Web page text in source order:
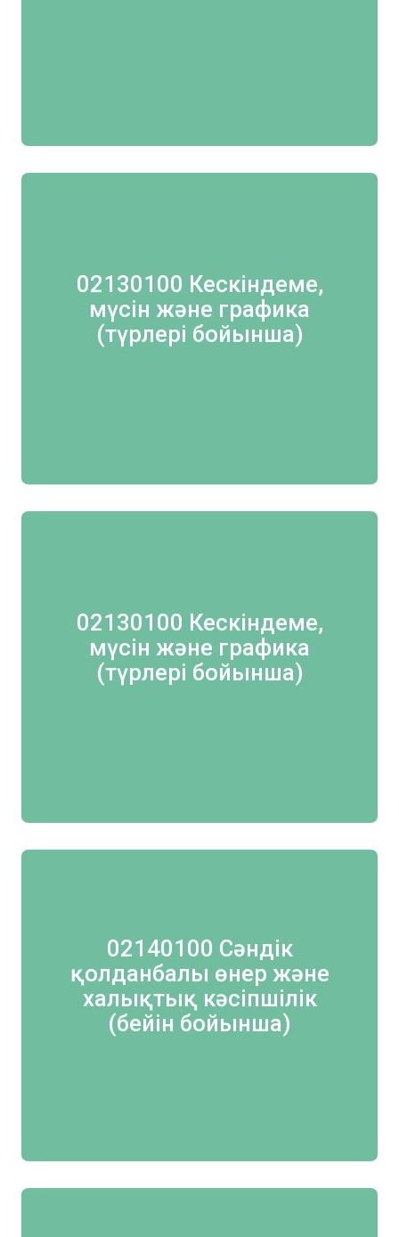
02130100 Кескіндеме,
мүсін және графика
(түрлері бойынша)
02130100 Кескіндеме,
мүсін және графика
(түрлері бойынша)
02140100 Сәндік
қолданбалы өнер және
халықтық кәсіпшілік
(бейін бойынша)